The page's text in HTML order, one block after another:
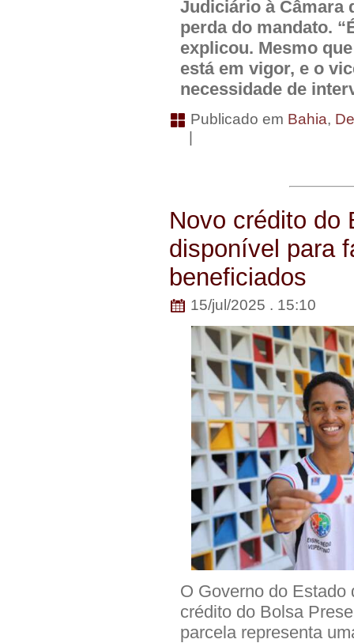
Judiciário à Câmara
perda do mandato.
explicou. Mesmo
está em vigor, e o
necessidade de
Publicado em Bahia,
Novo crédito do
disponível para
beneficiados
15/jul/2025 . 15:10
O Governo do Estado
crédito do Bolsa
parcela representa